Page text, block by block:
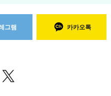
그램 카카오톡
트위
터로